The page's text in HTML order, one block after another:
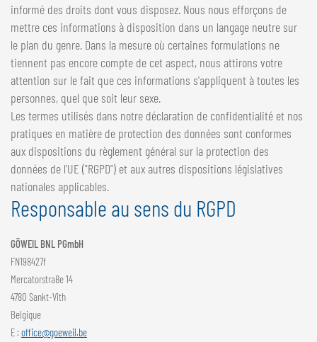
informé des droits dont vous disposez. Nous nous efforçons de
mettre ces informations à disposition dans un langage neutre sur
le plan du genre. Dans la mesure où certaines formulations ne
tiennent pas encore compte de cet aspect, nous attirons votre
attention sur le fait que ces informations s'appliquent à toutes les
personnes, quel que soit leur sexe.
Les termes utilisés dans notre déclaration de confidentialité et nos
pratiques en matière de protection des données sont conformes
aux dispositions du règlement général sur la protection des
données de l'UE ("RGPD") et aux autres dispositions législatives
nationales applicables.
Responsable au sens du RGPD
GÖWEIL BNL PGmbH
FN198427f
Mercatorstraße 14
4780 Sankt-Vith
Belgique
E : office@goeweil.be